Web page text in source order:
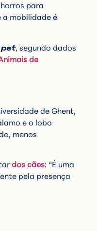
para
a mobilidade é
pet, segundo dados
de
de Ghent,
e o lobo
menos
dos cães: “É uma
pela presença